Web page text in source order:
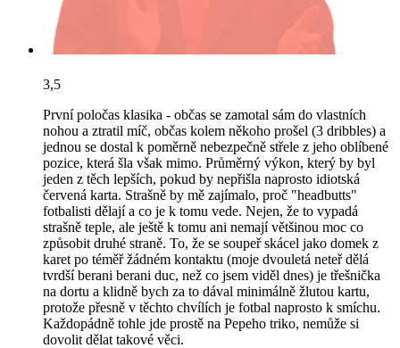
3,5
První poločas klasika - občas se zamotal sám do vlastních
nohou a ztratil míč, občas kolem někoho prošel (3 dribbles) a
jednou se dostal k poměrně nebezpečně střele z jeho oblíbené
pozice, která šla však mimo. Průměrný výkon, který by byl
jeden z těch lepších, pokud by nepřišla naprosto idiotská
červená karta. Strašně by mě zajímalo, proč "headbutts"
fotbalisti dělají a co je k tomu vede. Nejen, že to vypadá
strašně teple, ale ještě k tomu ani nemají většinou moc co
způsobit druhé straně. To, že se soupeř skácel jako domek z
karet po téměř žádném kontaktu (moje dvouletá neteř dělá
tvrdší berani berani duc, než co jsem viděl dnes) je třešnička
na dortu a klidně bych za to dával minimálně žlutou kartu,
protože přesně v těchto chvílích je fotbal naprosto k smíchu.
Každopádně tohle jde prostě na Pepeho triko, nemůže si
dovolit dělat takové věci.